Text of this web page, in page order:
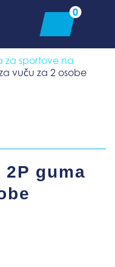
0
za sportove na
vuču za 2 osobe
guma